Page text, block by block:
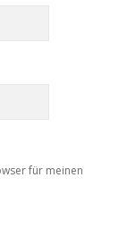
für meinen